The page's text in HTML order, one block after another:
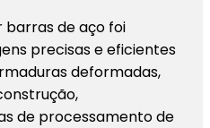
barras de aço foi
precisas e eficientes
deformadas,
de processamento de